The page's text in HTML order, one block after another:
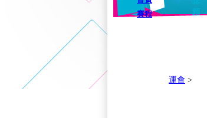
賽程
頻
運會 >